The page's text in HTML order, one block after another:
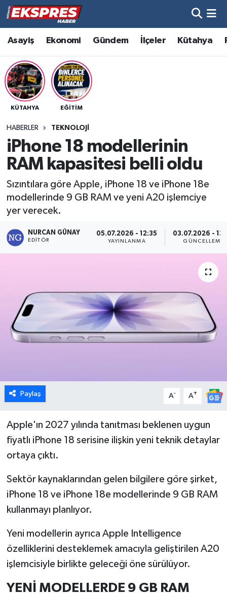
Asayiş Ekonomi Gündem İlçeler Kütahya
KÜTAHYA EĞITIM
HABERLER TEKNOLOJI
iPhone 18 modellerinin
RAM kapasitesi belli oldu
Sızıntılara göre Apple, iPhone 18 ve iPhone 18e
modellerinde 9 GB RAM ve yeni A20 işlemciye
yer verecek.
NURCAN GÜNAY
EDITÖR
05.07.2026 - 12:35
YAYINLANMA
03.07.2026 -
GÜNCELLEME
Paylaş A- A+
Apple'ın 2027 yılında tanıtması beklenen uygun
fiyatlı iPhone 18 serisine ilişkin yeni teknik detaylar
ortaya çıktı.
Sektör kaynaklarından gelen bilgilere göre şirket,
iPhone 18 ve iPhone 18e modellerinde 9 GB RAM
kullanmayı planlıyor.
Yeni modellerin ayrıca Apple Intelligence
özelliklerini desteklemek amacıyla geliştirilen A20
işlemcisiyle birlikte geleceği öne sürülüyor.
YENİ MODELLERDE 9 GB RAM
Altıntaş
Asayiş
Aslanapa
Bölge
Çavdarhisar
Domaniç
Ekonomi
Emet
Genel
Gündem
Hisarcık
İlçeler
Köşe Yazıları
Kültür Sanat
Magazin
Hava Durumu
Trafik Durumu
Süper Lig Puan Durumu ve Fikstür
Son Dakika Haberleri
Haber Arşivi